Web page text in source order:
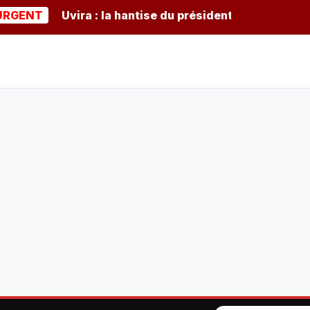
Uvira : la hantise du président burundais